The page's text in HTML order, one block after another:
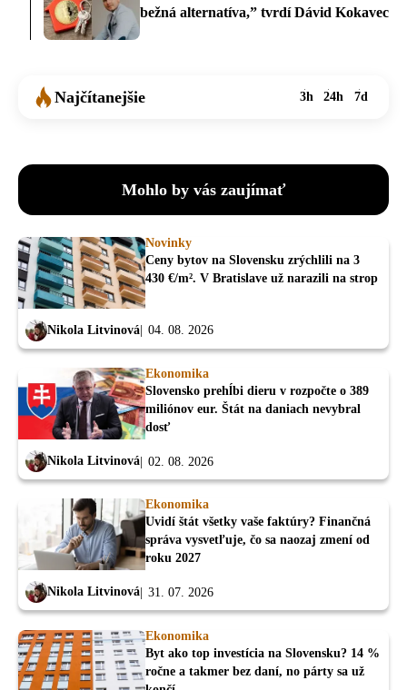
bežná alternatíva,” tvrdí Dávid Kokavec
Najčítanejšie 3h 24h 7d
Mohlo by vás zaujímať
Novinky
Ceny bytov na Slovensku zrýchlili na 3
430 €/m². V Bratislave už narazili na strop
Nikola Litvinová 04. 08. 2026
Ekonomika
Slovensko prehĺbi dieru v rozpočte o 389
miliónov eur. Štát na daniach nevybral
dosť
Nikola Litvinová 02. 08. 2026
Ekonomika
Uvidí štát všetky vaše faktúry? Finančná
správa vysvetľuje, čo sa naozaj zmení od
roku 2027
Nikola Litvinová 31. 07. 2026
Ekonomika
Byt ako top investícia na Slovensku? 14 %
ročne a takmer bez daní, no párty sa už